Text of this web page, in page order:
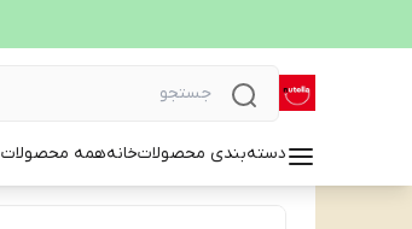
دسته‌بندی محصولاتخانههمه محصولات